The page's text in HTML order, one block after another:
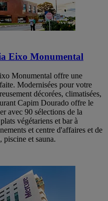
Eixo Monumental
Monumental offre une
Modernisées pour votre
décorées, climatisées,
Capim Dourado offre le
avec 90 sélections de la
végétariens et bar à
et centre d'affaires et de
piscine et sauna.